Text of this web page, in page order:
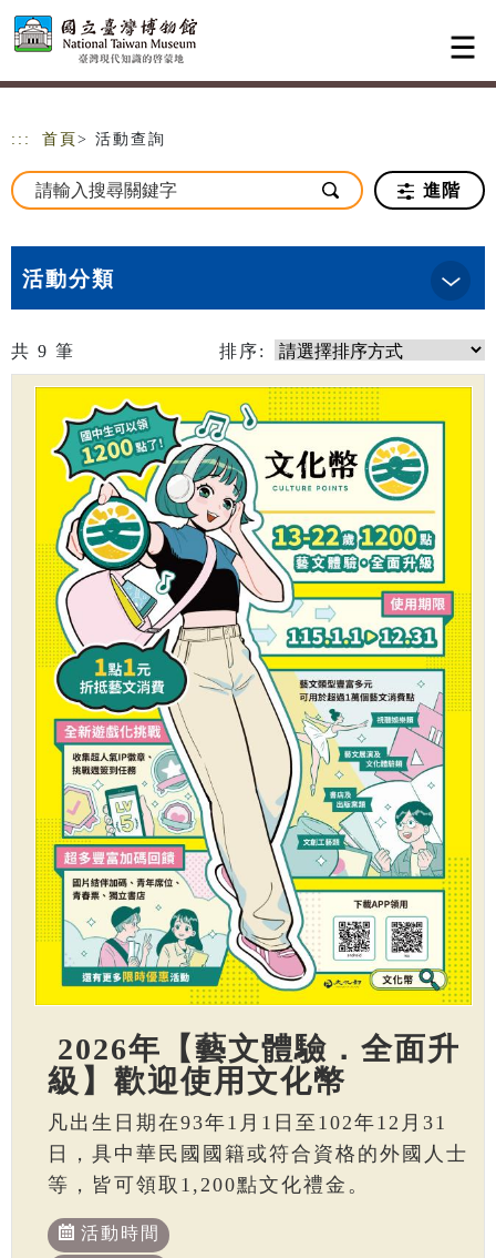
跳到主要內容
網站導覽
::: 首頁 > 活動查詢
進階
活動分類
共 9 筆 排序:
2026年【藝文體驗．全面升
級】歡迎使用文化幣
凡出生日期在93年1月1日至102年12月31
日，具中華民國國籍或符合資格的外國人士
等，皆可領取1,200點文化禮金。
活動時間